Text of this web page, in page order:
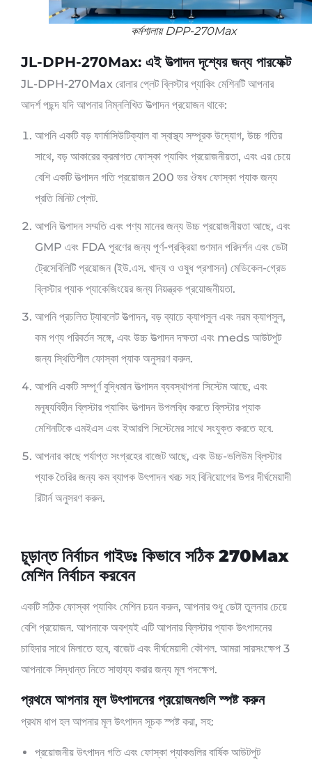
কর্মশালায় DPP-270Max
JL-DPH-270Max: এই উত্পাদন দৃশ্যের জন্য পারফেক্ট
JL-DPH-270Max রোলার প্লেট ব্লিস্টার প্যাকিং মেশিনটি আপনার
আদর্শ পছন্দ যদি আপনার নিম্নলিখিত উত্পাদন প্রয়োজন থাকে:
আপনি একটি বড় ফার্মাসিউটিক্যাল বা স্বাস্থ্য সম্পূরক উদ্যোগ, উচ্চ গতির
সাথে, বড় আকারের ক্রমাগত ফোস্কা প্যাকিং প্রয়োজনীয়তা, এবং এর চেয়ে
বেশি একটি উত্পাদন গতি প্রয়োজন 200 ভর ঔষধ ফোস্কা প্যাক জন্য
প্রতি মিনিট প্লেট.
আপনি উত্পাদন সম্মতি এবং পণ্য মানের জন্য উচ্চ প্রয়োজনীয়তা আছে, এবং
GMP এবং FDA পূরণের জন্য পূর্ণ-প্রক্রিয়া গুণমান পরিদর্শন এবং ডেটা
ট্রেসেবিলিটি প্রয়োজন (ইউ.এস. খাদ্য ও ওষুধ প্রশাসন) মেডিকেল-গ্রেড
ব্লিস্টার প্যাক প্যাকেজিংয়ের জন্য নিয়ন্ত্রক প্রয়োজনীয়তা.
আপনি প্রচলিত ট্যাবলেট উত্পাদন, বড় ব্যাচে ক্যাপসুল এবং নরম ক্যাপসুল,
কম পণ্য পরিবর্তন সঙ্গে, এবং উচ্চ উত্পাদন দক্ষতা এবং meds আউটপুট
জন্য স্থিতিশীল ফোস্কা প্যাক অনুসরণ করুন.
আপনি একটি সম্পূর্ণ বুদ্ধিমান উত্পাদন ব্যবস্থাপনা সিস্টেম আছে, এবং
মনুষ্যবিহীন ব্লিস্টার প্যাকিং উত্পাদন উপলব্ধি করতে ব্লিস্টার প্যাক
মেশিনটিকে এমইএস এবং ইআরপি সিস্টেমের সাথে সংযুক্ত করতে হবে.
আপনার কাছে পর্যাপ্ত সংগ্রহের বাজেট আছে, এবং উচ্চ-ভলিউম ব্লিস্টার
প্যাক তৈরির জন্য কম ব্যাপক উৎপাদন খরচ সহ বিনিয়োগের উপর দীর্ঘমেয়াদী
রিটার্ন অনুসরণ করুন.
চূড়ান্ত নির্বাচন গাইড: কিভাবে সঠিক 270Max
মেশিন নির্বাচন করবেন
একটি সঠিক ফোস্কা প্যাকিং মেশিন চয়ন করুন, আপনার শুধু ডেটা তুলনার চেয়ে
বেশি প্রয়োজন. আপনাকে অবশ্যই এটি আপনার ব্লিস্টার প্যাক উৎপাদনের
চাহিদার সাথে মিলাতে হবে, বাজেট এবং দীর্ঘমেয়াদী কৌশল. আমরা সারসংক্ষেপ 3
আপনাকে সিদ্ধান্ত নিতে সাহায্য করার জন্য মূল পদক্ষেপ.
প্রথমে আপনার মূল উৎপাদনের প্রয়োজনগুলি স্পষ্ট করুন
প্রথম ধাপ হল আপনার মূল উৎপাদন সূচক স্পষ্ট করা, সহ:
প্রয়োজনীয় উৎপাদন গতি এবং ফোস্কা প্যাকগুলির বার্ষিক আউটপুট